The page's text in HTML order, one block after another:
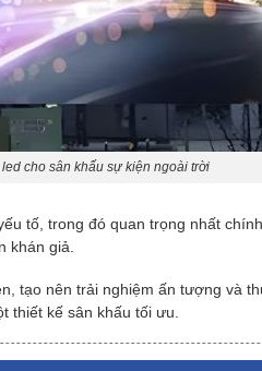
cho sân khấu sự kiện ngoài trời
tố, trong đó quan trọng nhất
khán giả.
tạo nên trải nghiệm ấn tượng và
thiết kế sân khấu tối ưu.